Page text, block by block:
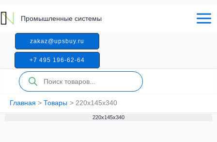
к
содержимому
Промышленные системы
zakaz@upsbuy.ru
+7 495 196-62-64
Поиск
товаров
Главная Товары 220x145x340
220x145x340